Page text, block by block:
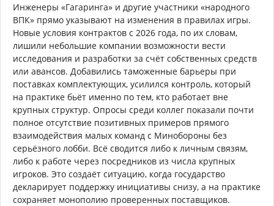
Инженеры «Гагаринга» и другие участники «народного
ВПК» прямо указывают на изменения в правилах игры.
Новые условия контрактов с 2026 года, по их словам,
лишили небольшие компании возможности вести
исследования и разработки за счёт собственных средств
или авансов. Добавились таможенные барьеры при
поставках комплектующих, усилился контроль, который
на практике бьёт именно по тем, кто работает вне
крупных структур. Опросы среди коллег показали почти
полное отсутствие позитивных примеров прямого
взаимодействия малых команд с Минобороны без
серьёзного лобби. Всё сводится либо к личным связям,
либо к работе через посредников из числа крупных
игроков. Это создаёт ситуацию, когда государство
декларирует поддержку инициативы снизу, а на практике
сохраняет монополию проверенных поставщиков.